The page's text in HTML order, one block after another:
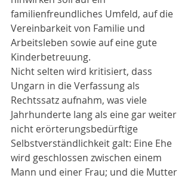
familienfreundliches Umfeld, auf die
Vereinbarkeit von Familie und
Arbeitsleben sowie auf eine gute
Kinderbetreuung.
Nicht selten wird kritisiert, dass
Ungarn in die Verfassung als
Rechtssatz aufnahm, was viele
Jahrhunderte lang als eine gar weiter
nicht erörterungsbedürftige
Selbstverständlichkeit galt: Eine Ehe
wird geschlossen zwischen einem
Mann und einer Frau; und die Mutter